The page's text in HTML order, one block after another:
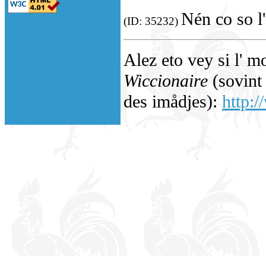
(ID: 35232) Nén co so
Alez eto vey si l'
Wiccionaire (sovint
des imådjes):